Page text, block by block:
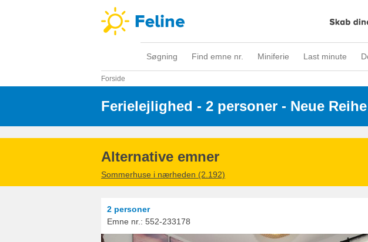
Søgning Find emne nr. Miniferie Last minute
Forside
Ferielejlighed - 2 personer - Neue Reihe
Alternative emner
Sommerhuse i nærheden (2.192)
2 personer
Emne nr.: 552-233178